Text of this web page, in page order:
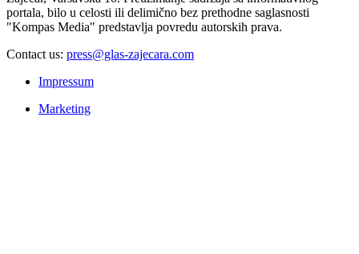
portala, bilo u celosti ili delimično bez prethodne saglasnosti
"Kompas Media" predstavlja povredu autorskih prava.
Contact us: press@glas-zajecara.com
Impressum
Marketing